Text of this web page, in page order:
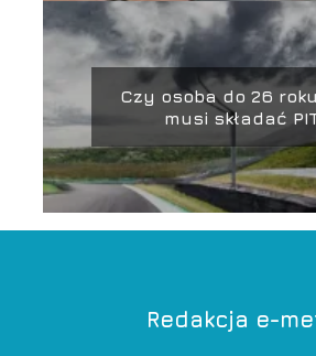
Czy osoba do 26
musi składać
Redakcja e-